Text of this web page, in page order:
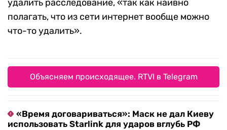
удалить расследование, «так как наивно
полагать, что из сети интернет вообще можно
что-то удалить».
Объясняем происходящее. RTVI в Telegram
«Время договариваться»: Маск не дал Киеву
использовать Starlink для ударов вглубь РФ